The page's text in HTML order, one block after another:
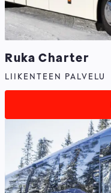
Ruka Charter
LIIKENTEEN PALVELU